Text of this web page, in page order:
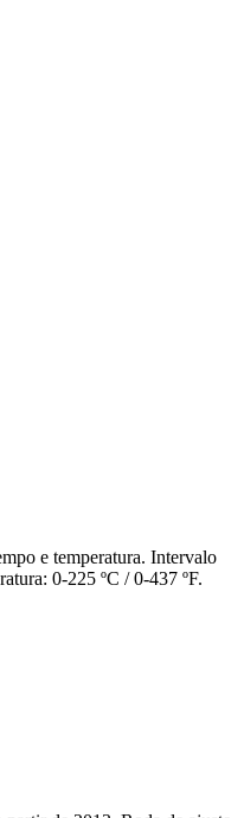
e temperatura. Intervalo
0-225 ºC /0-437 ºF.